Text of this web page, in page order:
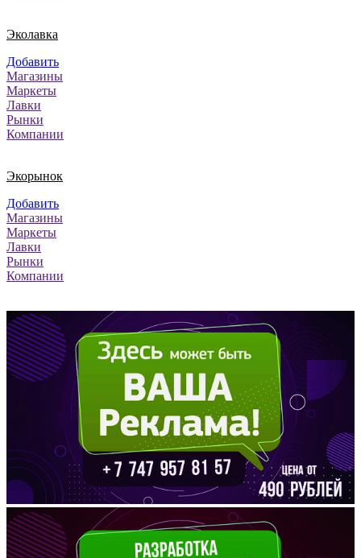
Эколавка
Добавить
Магазины
Маркеты
Лавки
Рынки
Компании
Экорынок
Добавить
Магазины
Маркеты
Лавки
Рынки
Компании